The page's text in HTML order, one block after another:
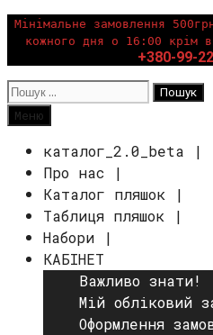
Перейти
вмісту
Мінімальне замовлення
кожного дня о 16:00 крім
+380-99-
Пошук:
Пошук
Меню
каталог_2.0_beta |
Про нас |
Каталог пляшок |
Таблиця пляшок |
Набори |
КАБІНЕТ
Важливо знати!
Мій обліковий
Оформлення